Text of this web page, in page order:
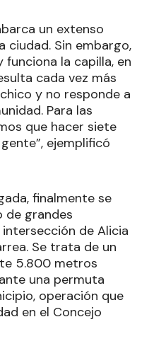
un extenso
ciudad. Sin embargo,
la capilla, en
cada vez más
y no responde a
Para las
que hacer siete
ejemplificó
finalmente se
de grandes
de Alicia
Se trata de un
5.800 metros
una permuta
operación que
en el Concejo